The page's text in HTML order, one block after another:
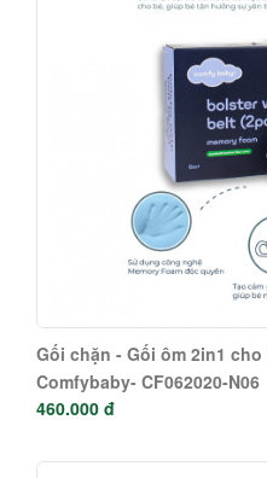
Gối chặn - Gối ôm 2in1
Comfybaby- CF062020-N06
460.000 đ